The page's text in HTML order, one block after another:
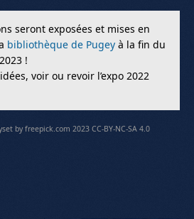
seront exposées et mises en
bibliothèque de Pugey à la fin du
!
voir ou revoir l’expo 2022
by freepick.com 2023 CC-BY-NC-SA 4.0